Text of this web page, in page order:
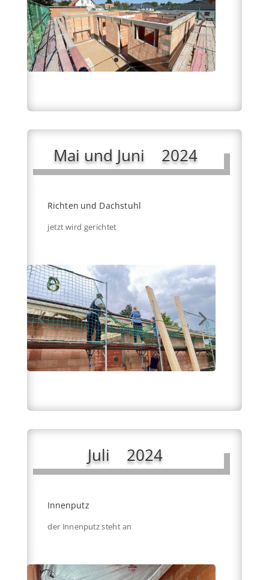
Mai und Juni 2024
Richten und Dachstuhl
jetzt wird gerichtet
Juli 2024
Innenputz
der Innenputz steht an